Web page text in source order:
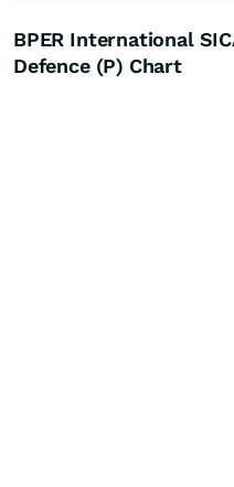
BPER International
Defence (P) Chart